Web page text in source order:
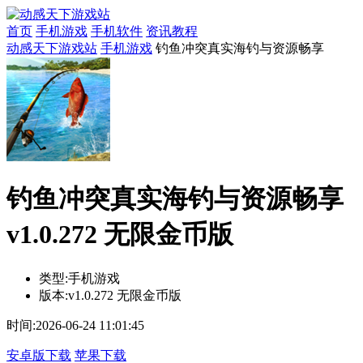
首页 手机游戏 手机软件 资讯教程
动感天下游戏站 手机游戏 钓鱼冲突真实海钓与资源畅享
钓鱼冲突真实海钓与资源畅享
v1.0.272 无限金币版
类型:手机游戏
版本:v1.0.272 无限金币版
时间:2026-06-24 11:01:45
安卓版下载 苹果下载